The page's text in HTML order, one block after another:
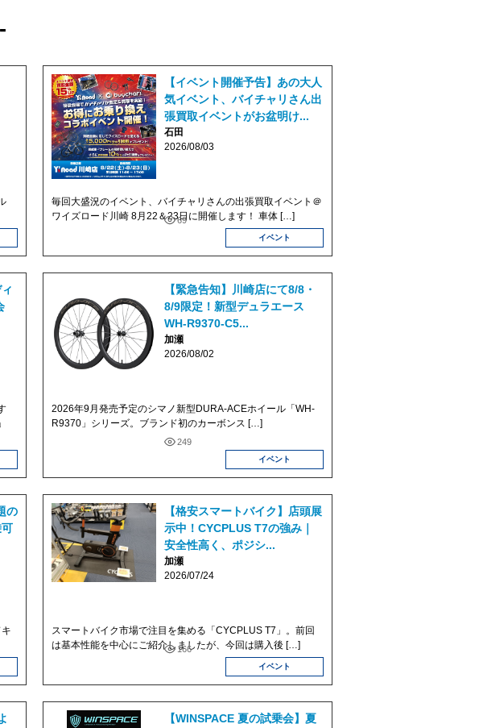
【イベント開催予告】あの大人
気イベント、バイチャリさん出
張買取イベントがお盆明け...
石田
2026/08/03
69
イベント
毎回大盛況のイベント、バイチャリさんの出張買取イベント＠
ワイズロード川崎 8月22＆23日に開催します！ 車体 […]
【緊急告知】川崎店にて8/8・
8/9限定！新型デュラエース
WH-R9370-C5...
加瀬
2026/08/02
249
イベント
2026年9月発売予定のシマノ新型DURA-ACEホイール「WH-
R9370」シリーズ。ブランド初のカーボンス […]
の
【格安スマートバイク】店頭展
示中！CYCPLUS T7の強み｜
安全性高く、ポジシ...
加瀬
2026/07/24
166
イベント
スマートバイク市場で注目を集める「CYCPLUS T7」。前回
は基本性能を中心にご紹介しましたが、今回は購入後 […]
【WINSPACE 夏の試乗会】夏